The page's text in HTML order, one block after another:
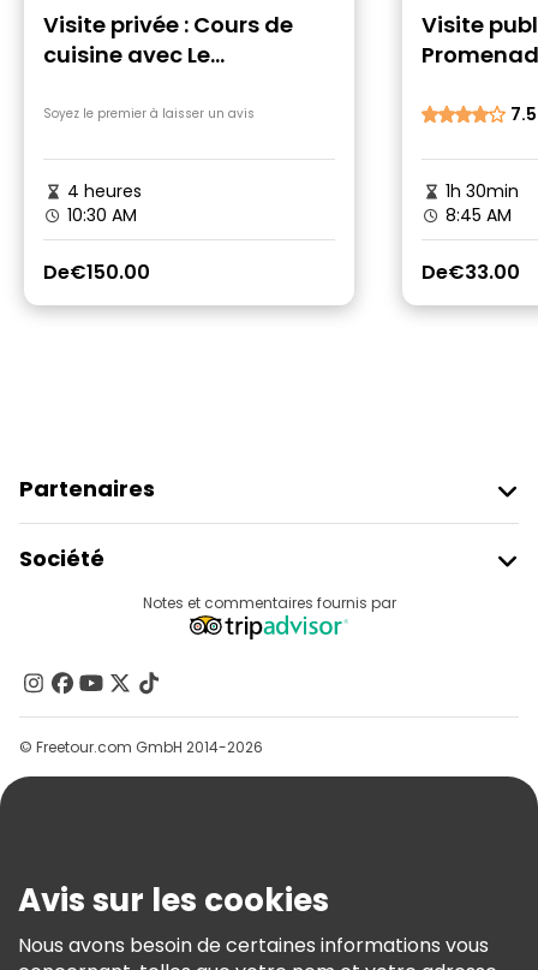
Visite privée : Cours de
cuisine avec Le
Soyez le premier à laisser un avis
4 heures
10:30 AM
De€150.00
Visite
7.5
1h 30min
8:45 AM
De€33.00
Partenaires
Connexion Du Fournisseur
Programme D’affiliation
Société
Contactez-Nous
Groupes
Aide
Conditions Générales Et Mentions Légales
Politique En Matière De Cookies
Notes et commentaires fournis par
© Freetour.com GmbH 2014-2026
Avis sur les cookies
Nous avons besoin de certaines informations vous